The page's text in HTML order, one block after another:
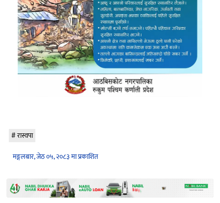
रास्वपा
मङ्गलबार, जेठ ०५, २०८३ मा प्रकाशित